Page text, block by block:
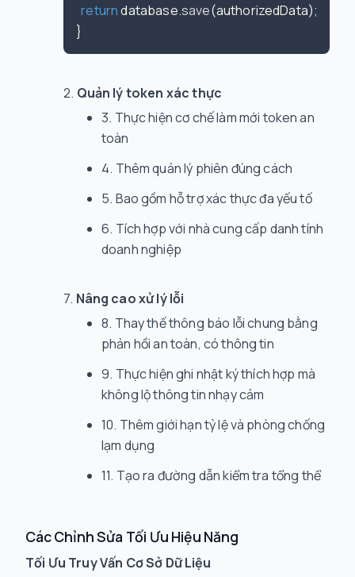
return database.save(authorizedData);
Quản lý token xác thực
Thực hiện cơ chế làm mới token an
toàn
Thêm quản lý phiên đúng cách
Bao gồm hỗ trợ xác thực đa yếu tố
Tích hợp với nhà cung cấp danh tính
doanh nghiệp
Nâng cao xử lý lỗi
Thay thế thông báo lỗi chung bằng
phản hồi an toàn, có thông tin
Thực hiện ghi nhật ký thích hợp mà
không lộ thông tin nhạy cảm
Thêm giới hạn tỷ lệ và phòng chống
lạm dụng
Tạo ra đường dẫn kiểm tra tổng thể
Các Chỉnh Sửa Tối Ưu Hiệu Năng
Tối Ưu Truy Vấn Cơ Sở Dữ Liệu